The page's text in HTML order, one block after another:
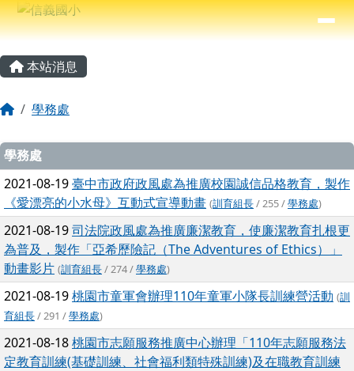
跳至主內容區
信義國小
⏸
導覽列
主內容區域
本站消息
回首頁學務處
文章列表
學務處
2021-08-19臺中市政府政風處為推廣校園誠信品格教育，製作
《愛漂亮的小水母》互動式宣導動畫 (訓育組長/ 255 /學務處)
2021-08-19司法院政風處為推廣廉潔教育，使廉潔教育扎根更
為普及，製作「亞希歷險記（The Adventures of Ethics）」
動畫影片 (訓育組長/ 274 /學務處)
2021-08-19桃園市童軍會辦理110年童軍小隊長訓練營活動 (訓
育組長/ 291 /學務處)
2021-08-18桃園市志願服務推廣中心辦理「110年志願服務法
定教育訓練(基礎訓練、社會福利類特殊訓練)及在職教育訓練
頁尾區域